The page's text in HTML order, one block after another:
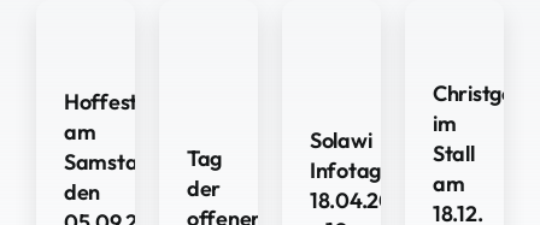
Hoffest
am
Samstag
den
Tag
der
offenen
Solawi
Infotag
18.04.2026
im
Stall
am
18.12.